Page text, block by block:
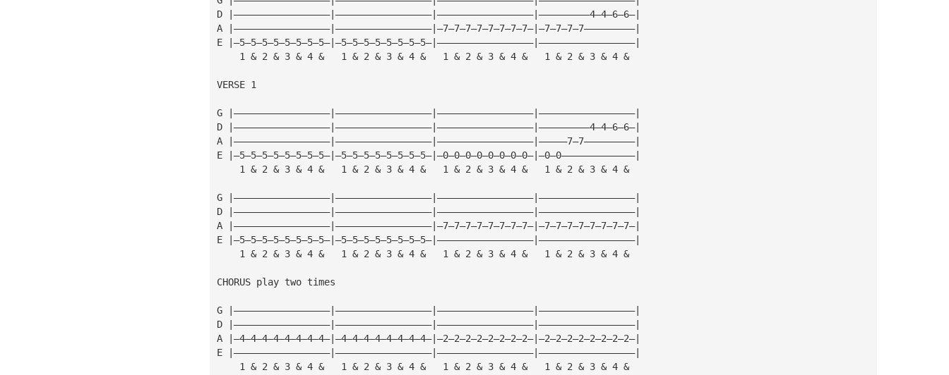
D |—————————————————|—————————————————|—————————————————|—————————4—4—6—6—|
A |—————————————————|—————————————————|—7—7—7—7—7—7—7—7—|—7—7—7—7—————————|
E |—5—5—5—5—5—5—5—5—|—5—5—5—5—5—5—5—5—|—————————————————|—————————————————|
    1 & 2 & 3 & 4 &   1 & 2 & 3 & 4 &   1 & 2 & 3 & 4 &   1 & 2 & 3 & 4 &
VERSE 1
G |—————————————————|—————————————————|—————————————————|—————————————————|
D |—————————————————|—————————————————|—————————————————|—————————4—4—6—6—|
A |—————————————————|—————————————————|—————————————————|—————7—7—————————|
E |—5—5—5—5—5—5—5—5—|—5—5—5—5—5—5—5—5—|—0—0—0—0—0—0—0—0—|—0—0—————————————|
    1 & 2 & 3 & 4 &   1 & 2 & 3 & 4 &   1 & 2 & 3 & 4 &   1 & 2 & 3 & 4 &
G |—————————————————|—————————————————|—————————————————|—————————————————|
D |—————————————————|—————————————————|—————————————————|—————————————————|
A |—————————————————|—————————————————|—7—7—7—7—7—7—7—7—|—7—7—7—7—7—7—7—7—|
E |—5—5—5—5—5—5—5—5—|—5—5—5—5—5—5—5—5—|—————————————————|—————————————————|
    1 & 2 & 3 & 4 &   1 & 2 & 3 & 4 &   1 & 2 & 3 & 4 &   1 & 2 & 3 & 4 &
CHORUS play two times
G |—————————————————|—————————————————|—————————————————|—————————————————|
D |—————————————————|—————————————————|—————————————————|—————————————————|
A |—4—4—4—4—4—4—4—4—|—4—4—4—4—4—4—4—4—|—2—2—2—2—2—2—2—2—|—2—2—2—2—2—2—2—2—|
E |—————————————————|—————————————————|—————————————————|—————————————————|
    1 & 2 & 3 & 4 &   1 & 2 & 3 & 4 &   1 & 2 & 3 & 4 &   1 & 2 & 3 & 4 &